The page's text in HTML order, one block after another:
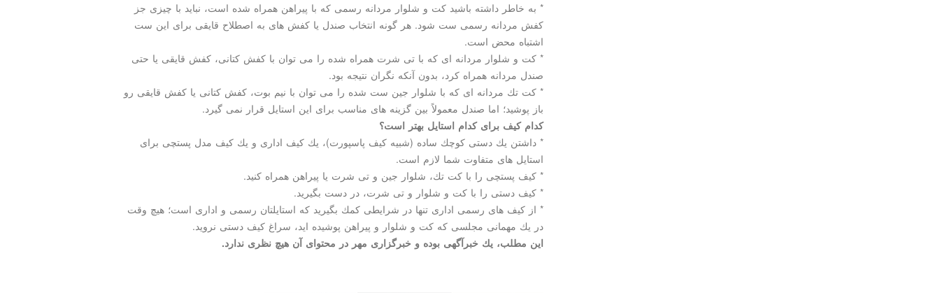
* به خاطر داشته باشید كت و شلوار مردانه رسمی كه با پیراهن همراه شده است، نباید با چیزی جز
كفش مردانه رسمی ست شود. هر گونه انتخاب صندل یا كفش های به اصطلاح قایقی برای این ست
اشتباه محض است.
* كت و شلوار مردانه ای كه با تی شرت همراه شده را می توان با كفش كتانی، كفش قایقی یا حتی
صندل مردانه همراه كرد، بدون آنكه نگران نتیجه بود.
* كت تك مردانه ای كه با شلوار جین ست شده را می توان با نیم بوت، كفش كتانی یا كفش قایقی رو
باز پوشید؛ اما صندل معمولاً بین گزینه های مناسب برای این استایل قرار نمی گیرد.
كدام كیف برای كدام استایل بهتر است؟
* داشتن یك دستی كوچك ساده (شبیه كیف پاسپورت)، یك كیف اداری و یك كیف مدل پستچی برای
استایل های متفاوت شما لازم است.
* كیف پستچی را با كت تك، شلوار جین و تی شرت یا پیراهن همراه كنید.
* كیف دستی را با كت و شلوار و تی شرت، در دست بگیرید.
* از كیف های رسمی اداری تنها در شرایطی كمك بگیرید كه استایلتان رسمی و اداری است؛ هیچ وقت
در یك مهمانی مجلسی كه كت و شلوار و پیراهن پوشیده اید، سراغ كیف دستی نروید.
این مطلب، یك خبرآگهی بوده و خبرگزاری مهر در محتوای آن هیچ نظری ندارد.